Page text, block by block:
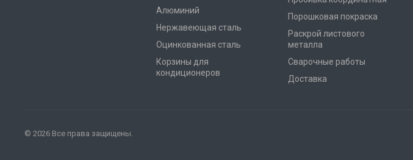
Алюминий
Нержавеющая сталь
Оцинкованная сталь
Корзины для
кондиционеров
Порошковая покраска
Раскрой листового
металла
Сварочные работы
Доставка
© 2026 Все права защищены.